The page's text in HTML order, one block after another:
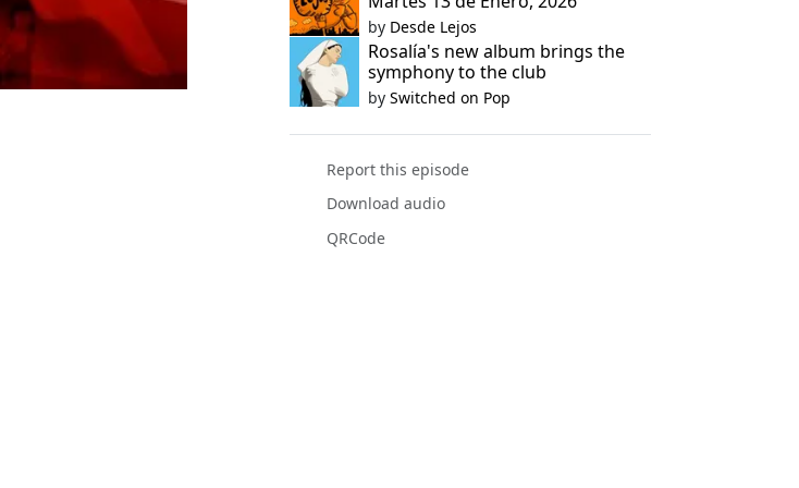
by Desde Lejos
Rosalía's new album brings the
symphony to the club
by Switched on Pop
Report this episode
Download audio
QRCode